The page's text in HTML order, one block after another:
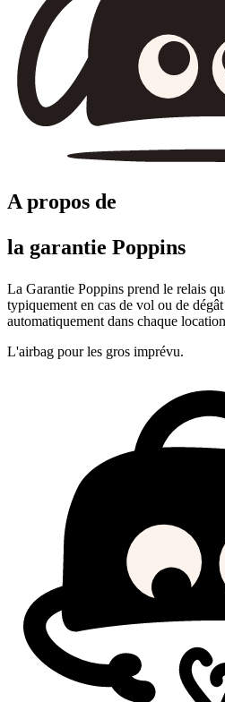
A propos de
la garantie Poppins
La Garantie Poppins prend le relais
typiquement en cas de vol ou de
automatiquement dans chaque
L'airbag pour les gros imprévu.